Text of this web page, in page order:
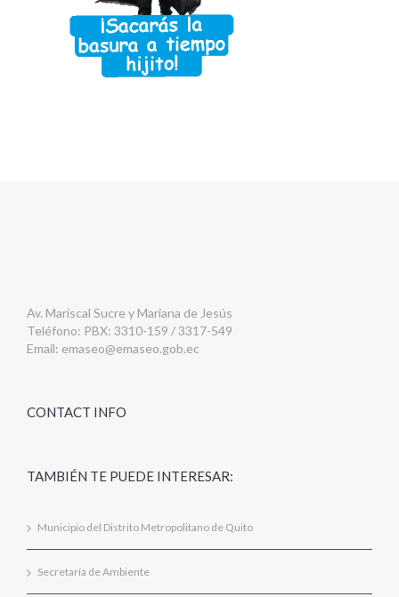
Av. Mariscal Sucre y Mariana de Jesús
Teléfono: PBX: 3310-159 / 3317-549
Email: emaseo@emaseo.gob.ec
CONTACT INFO
TAMBIÉN TE PUEDE INTERESAR:
Municipio del Distrito Metropolitano de Quito
Secretaría de Ambiente